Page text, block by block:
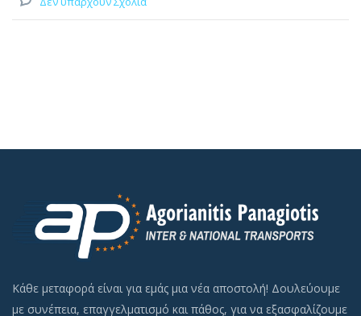
Κάθε μεταφορά είναι για εμάς μια νέα αποστολή! Δουλεύουμε
με συνέπεια, επαγγελματισμό και πάθος, για να εξασφαλίζουμε